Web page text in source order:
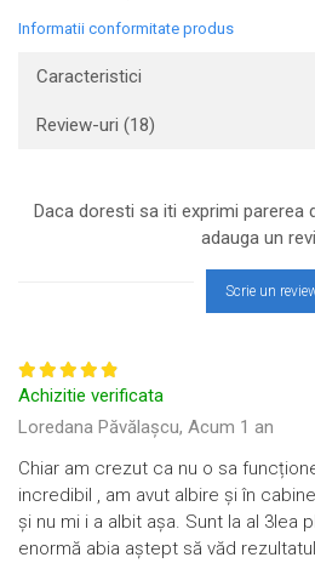
Informatii conformitate produs
Caracteristici
Review-uri (18)
Daca doresti sa iti exprimi parerea
adauga un
Scrie un
Achizitie verificata
Loredana Păvălașcu, Acum 1 an
Chiar am crezut ca nu o sa
incredibil , am avut albire și în
și nu mi i a albit așa. Sunt la al 3lea
enormă abia aștept să văd